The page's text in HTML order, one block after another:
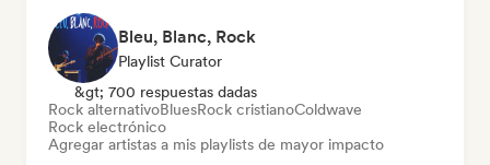
Bleu, Blanc, Rock
Playlist Curator
&gt; 700 respuestas dadas
Rock alternativoBluesRock cristianoColdwave
Rock electrónico
Agregar artistas a mis playlists de mayor impacto